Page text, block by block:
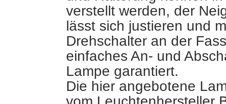
verstellt werden, der
lässt sich justieren und
Drehschalter an der
einfaches An- und
Lampe garantiert.
Die hier angebotene